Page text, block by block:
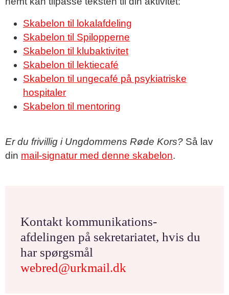
Skabelon til lokalafdeling
Skabelon til Spilopperne
Skabelon til klubaktivitet
Skabelon til lektiecafé
Skabelon til ungecafé på psykiatriske
hospitaler
Skabelon til mentoring
Er du frivillig i Ungdommens Røde Kors? Så lav
din mail-signatur med denne skabelon.
Kontakt kommunikations-
afdelingen på sekretariatet, hvis du
har spørgsmål
webred@urkmail.dk